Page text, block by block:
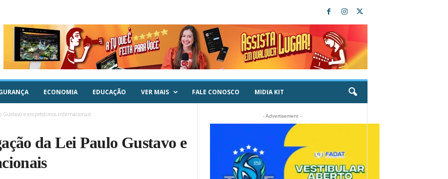
ECONOMIA EDUCAÇÃO VER MAIS FALE CONOSCO MIDIA KIT
Gustavo e empréstimos internacionais
da Lei Paulo Gustavo e
- Advertisement -